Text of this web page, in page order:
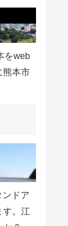
をweb
熊本市
ンドア
す。江